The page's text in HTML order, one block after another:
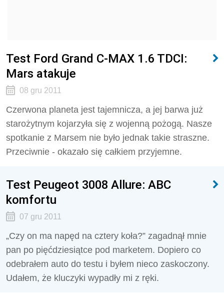
Test Ford Grand C-MAX 1.6 TDCI:
Mars atakuje
08 gru 2011
Czerwona planeta jest tajemnicza, a jej barwa już
starożytnym kojarzyła się z wojenną pożogą. Nasze
spotkanie z Marsem nie było jednak takie straszne.
Przeciwnie - okazało się całkiem przyjemne.
Test Peugeot 3008 Allure: ABC
komfortu
07 gru 2011
„Czy on ma napęd na cztery koła?” zagadnął mnie
pan po pięćdziesiątce pod marketem. Dopiero co
odebrałem auto do testu i byłem nieco zaskoczony.
Udałem, że kluczyki wypadły mi z ręki.